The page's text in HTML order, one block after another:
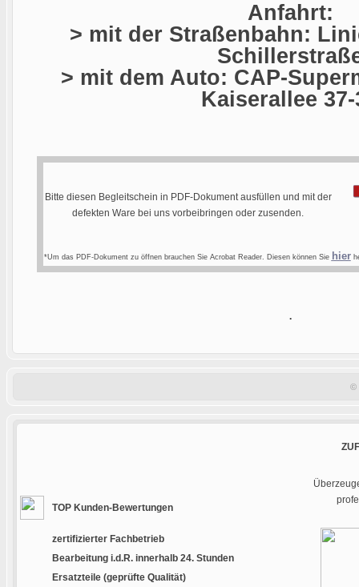
Anfahrt:
> mit der Straßenbahn:
> mit dem Auto: CAP-
Kaiserallee 37-
Bitte diesen Begleitschein in PDF-Dokument ausfüllen und mit der
defekten Ware bei uns vorbeibringen oder zusenden.
*Um das PDF-Dokument zu öffnen brauchen Sie Acrobat Reader. Diesen können Sie hier
.
©
TOP Kunden-Bewertungen
zertifizierter Fachbetrieb
Bearbeitung i.d.R. innerhalb 24. Stunden
Ersatzteile (geprüfte Qualität)